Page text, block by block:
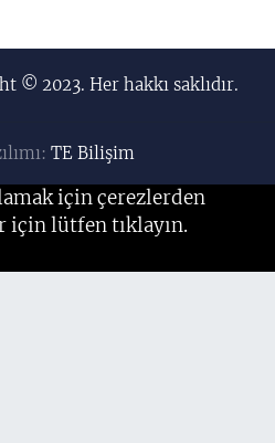
© 2023. Her hakkı saklıdır.
TE Bilişim
için çerezlerden
için lütfen tıklayın.